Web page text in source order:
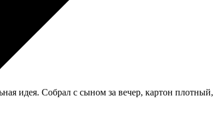
идея. Собрал с сыном за вечер, картон